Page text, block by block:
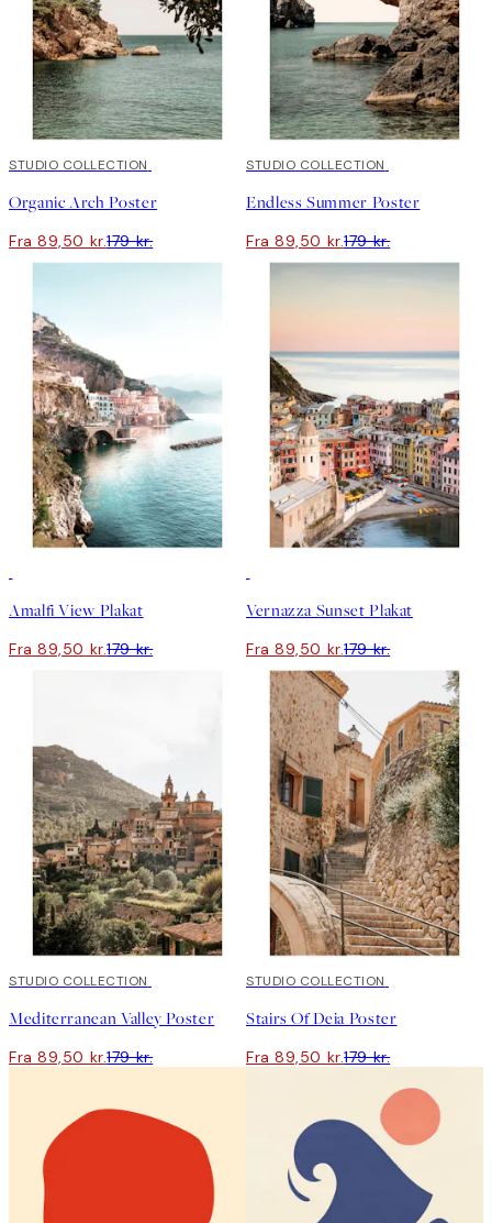
50%*
STUDIO COLLECTION
Organic Arch Poster
Fra 89,50 kr.179 kr.
50%*
STUDIO COLLECTION
Endless Summer Poster
Fra 89,50 kr.179 kr.
Amalfi View Plakat
Fra 89,50 kr.179 kr.
Vernazza Sunset Plakat
Fra 89,50 kr.179 kr.
50%*
STUDIO COLLECTION
Mediterranean Valley Poster
Fra 89,50 kr.179 kr.
50%*
STUDIO COLLECTION
Stairs Of Deia Poster
Fra 89,50 kr.179 kr.